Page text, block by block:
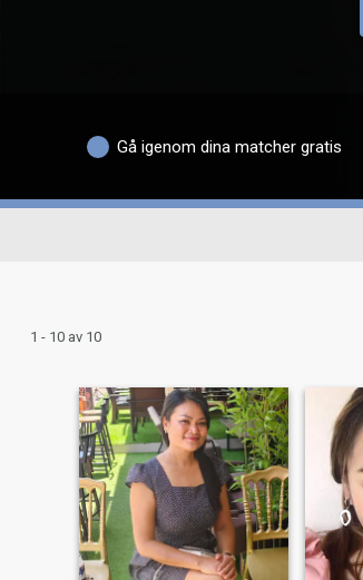
Gå igenom dina matcher gratis
1 - 10 av 10